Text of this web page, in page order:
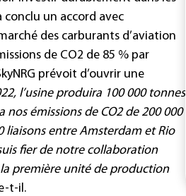
conclu un accord avec
des carburants d’aviation
de CO2 de 85 % par
prévoit d’ouvrir une
l’usine produira 100 000 tonnes
émissions de CO2 de 200 000
liaisons entre Amsterdam et Rio
fier de notre collaboration
première unité de production
t-il.